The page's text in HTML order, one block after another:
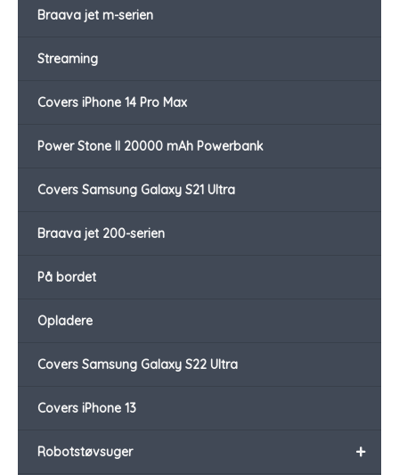
Braava jet m-serien
Streaming
Covers iPhone 14 Pro Max
Power Stone II 20000 mAh Powerbank
Covers Samsung Galaxy S21 Ultra
Braava jet 200-serien
På bordet
Opladere
Covers Samsung Galaxy S22 Ultra
Covers iPhone 13
+
Robotstøvsuger